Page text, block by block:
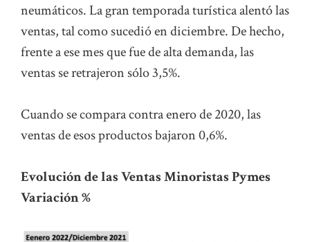
neumáticos. La gran temporada turística alentó las
ventas, tal como sucedió en diciembre. De hecho,
frente a ese mes que fue de alta demanda, las
ventas se retrajeron sólo 3,5%.
Cuando se compara contra enero de 2020, las
ventas de esos productos bajaron 0,6%.
Evolución de las Ventas Minoristas Pymes
Variación %